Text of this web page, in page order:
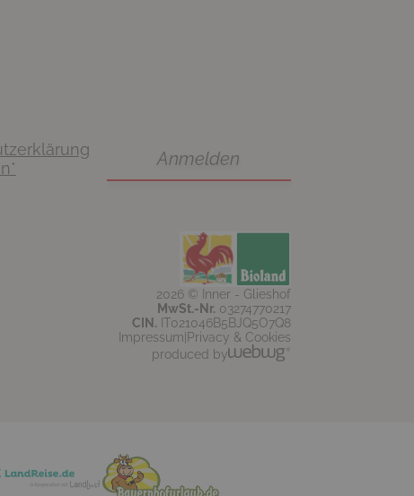
2026 © Inner - Glieshof
MwSt.-Nr. 03274770217
CIN. IT021046B5BJQ5O7Q8
Impressum Privacy & Cookies
produced by